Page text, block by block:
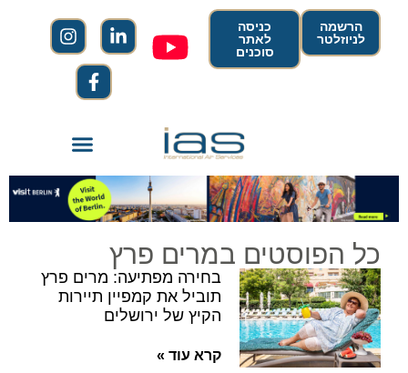
הרשמה
לניוזלטר
כניסה
לאתר
סוכנים
כל הפוסטים במרים פרץ
בחירה מפתיעה: מרים פרץ
תוביל את קמפיין תיירות
הקיץ של ירושלים
קרא עוד »